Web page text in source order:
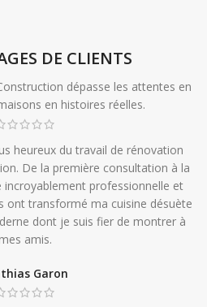
DE CLIENTS
dépasse les attentes en
en histoires réelles.
heureux du travail de rénovation
De la première consultation à la
incroyablement professionnelle et
ont transformé ma cuisine désuète
dont je suis fier de montrer à
mes amis.
Garon